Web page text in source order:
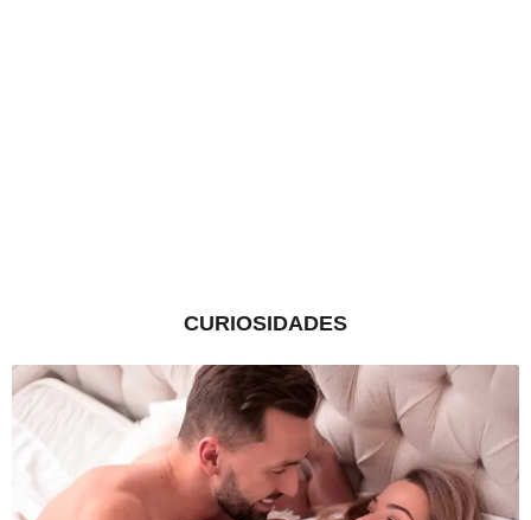
CURIOSIDADES